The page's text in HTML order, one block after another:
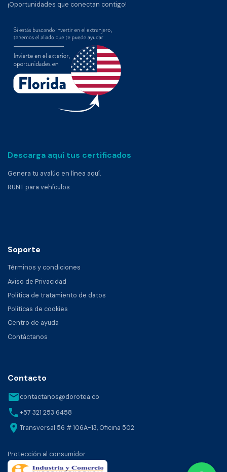
¡Oportunidades que conectan contigo!
Descarga aquí tus certificados
Genera tu avalúo en línea aquí.
RUNT para vehículos
Soporte
Términos y condiciones
Aviso de Privacidad
Política de tratamiento de datos
Políticas de cookies
Centro de ayuda
Contáctanos
Contacto
emailcontactanos@dorotea.co
phone+57 321 253 6458
location_onTransversal 56 # 106A-13, Oficina 502
Protección al consumidor